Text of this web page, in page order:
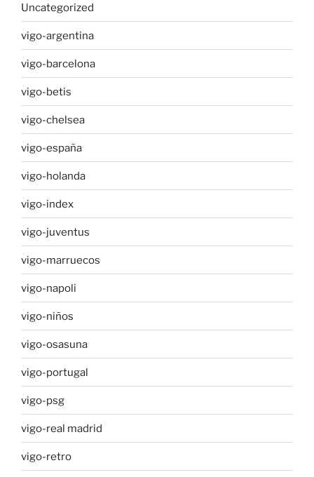
Uncategorized
vigo-argentina
vigo-barcelona
vigo-betis
vigo-chelsea
vigo-españa
vigo-holanda
vigo-index
vigo-juventus
vigo-marruecos
vigo-napoli
vigo-niños
vigo-osasuna
vigo-portugal
vigo-psg
vigo-real madrid
vigo-retro